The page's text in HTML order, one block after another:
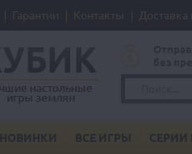
Гарантии Контакты Доставка
НОВИНКИ ВСЕ ИГРЫ СЕРИИ